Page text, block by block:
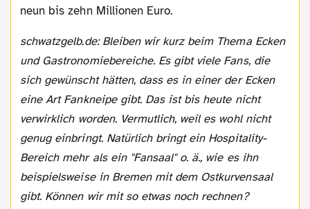
neun bis zehn Millionen Euro.
schwatzgelb.de: Bleiben wir kurz beim Thema Ecken
und Gastronomiebereiche. Es gibt viele Fans, die
sich gewünscht hätten, dass es in einer der Ecken
eine Art Fankneipe gibt. Das ist bis heute nicht
verwirklich worden. Vermutlich, weil es wohl nicht
genug einbringt. Natürlich bringt ein Hospitality-
Bereich mehr als ein "Fansaal" o. ä., wie es ihn
beispielsweise in Bremen mit dem Ostkurvensaal
gibt. Können wir mit so etwas noch rechnen?